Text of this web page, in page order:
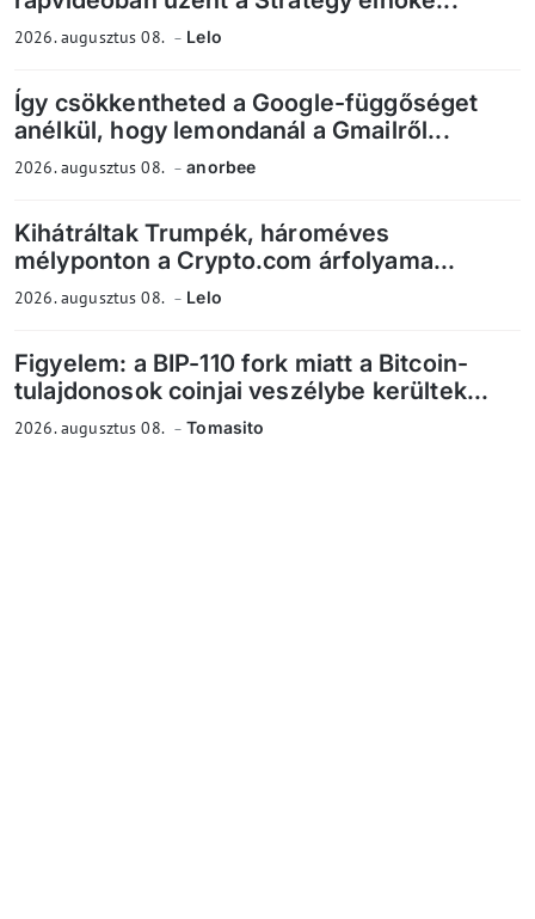
2026. augusztus 08. Lelo
Így csökkentheted a Google-függőséget
anélkül, hogy lemondanál a Gmailről...
2026. augusztus 08. anorbee
Kihátráltak Trumpék, hároméves
mélyponton a Crypto.com árfolyama...
2026. augusztus 08. Lelo
Figyelem: a BIP-110 fork miatt a Bitcoin-
tulajdonosok coinjai veszélybe kerültek...
2026. augusztus 08. Tomasito